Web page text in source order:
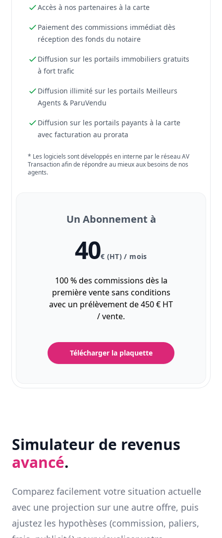
Accès à nos partenaires à la carte
Paiement des commissions immédiat dès
réception des fonds du notaire
Diffusion sur les portails immobiliers gratuits
à fort trafic
Diffusion illimité sur les portails Meilleurs
Agents & ParuVendu
Diffusion sur les portails payants à la carte
avec facturation au prorata
* Les logiciels sont développés en interne par le réseau AV
Transaction afin de répondre au mieux aux besoins de nos
agents.
Un Abonnement à
40€ (HT) / mois
100 % des commissions dès la
première vente sans conditions
avec un prélèvement de 450 € HT
/ vente.
Télécharger la plaquette
Simulateur de revenus
avancé.
Comparez facilement votre situation actuelle
avec une projection sur une autre offre, puis
ajustez les hypothèses (commission, paliers,